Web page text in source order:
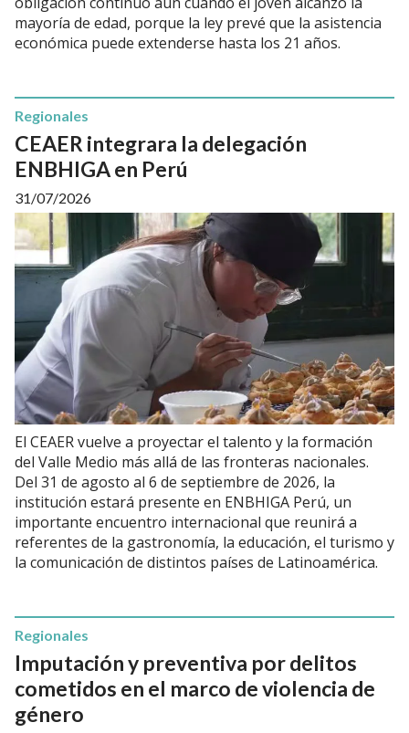
mayoría de edad, porque la ley prevé que la asistencia
económica puede extenderse hasta los 21 años.
CEAER integrara la delegación
ENBHIGA en Perú
Regionales
31/07/2026
El CEAER vuelve a proyectar el talento y la formación
del Valle Medio más allá de las fronteras nacionales.
Del 31 de agosto al 6 de septiembre de 2026, la
institución estará presente en ENBHIGA Perú, un
importante encuentro internacional que reunirá a
referentes de la gastronomía, la educación, el turismo y
la comunicación de distintos países de Latinoamérica.
Imputación y preventiva por delitos
cometidos en el marco de violencia de
género
Regionales